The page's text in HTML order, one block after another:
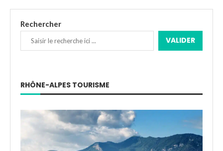
Rechercher
VALIDER
RHÔNE-ALPES TOURISME